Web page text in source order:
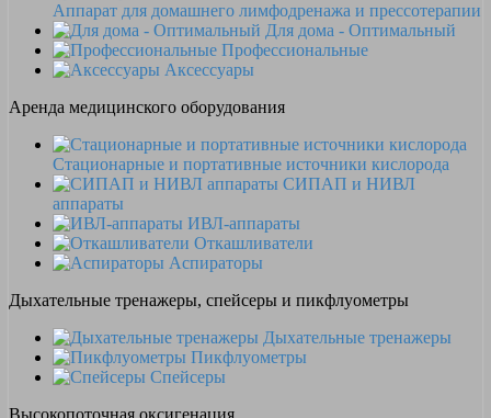
Аппарат для домашнего лимфодренажа и прессотерапии
Для дома - Оптимальный
Профессиональные
Аксессуары
Аренда медицинского оборудования
Стационарные и портативные источники кислорода
СИПАП и НИВЛ
аппараты
ИВЛ-аппараты
Откашливатели
Аспираторы
Дыхательные тренажеры, спейсеры и пикфлуометры
Дыхательные тренажеры
Пикфлуометры
Спейсеры
Высокопоточная оксигенация